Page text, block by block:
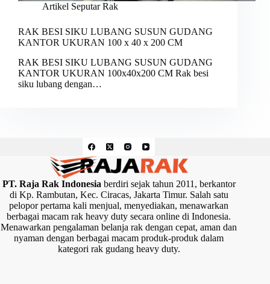
Artikel Seputar Rak
RAK BESI SIKU LUBANG SUSUN GUDANG
KANTOR UKURAN 100 x 40 x 200 CM
RAK BESI SIKU LUBANG SUSUN GUDANG
KANTOR UKURAN 100x40x200 CM Rak besi
siku lubang dengan…
PT. Raja Rak Indonesiaberdiri sejak tahun 2011, berkantor
di Kp. Rambutan, Kec. Ciracas, Jakarta Timur. Salah satu
pelopor pertama kali menjual, menyediakan, menawarkan
berbagai macam rak heavy duty secara online di Indonesia.
Menawarkan pengalaman belanja rak dengan cepat, aman dan
nyaman dengan berbagai macam produk-produk dalam
kategori rak gudang heavy duty.